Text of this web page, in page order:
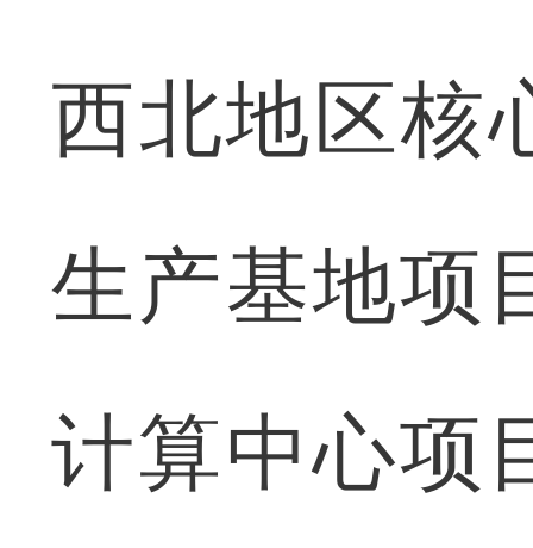
西北地区
生产基地项
计算中心项